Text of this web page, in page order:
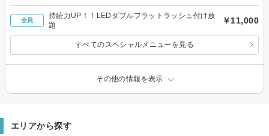
全員
持続力UP！！LEDダブルフラットラッシュ付け放
題
￥11,000
すべてのスペシャルメニューを見る
その他の情報を表示
エリアから探す